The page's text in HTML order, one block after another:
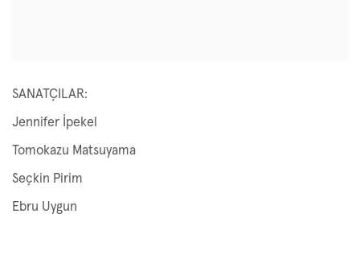
SANATÇILAR:
Jennifer İpekel
Tomokazu Matsuyama
Seçkin Pirim
Ebru Uygun